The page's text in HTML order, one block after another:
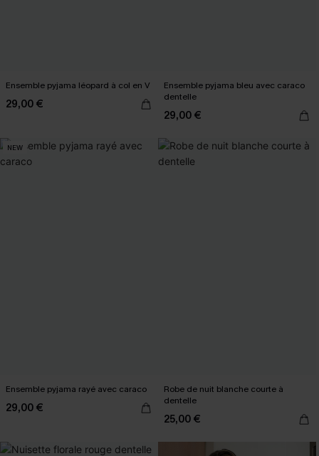
Ensemble pyjama léopard à col en V
29,00 €
Ensemble pyjama bleu avec caraco
dentelle
29,00 €
NEW
Ensemble pyjama rayé avec caraco
29,00 €
Robe de nuit blanche courte à
dentelle
25,00 €